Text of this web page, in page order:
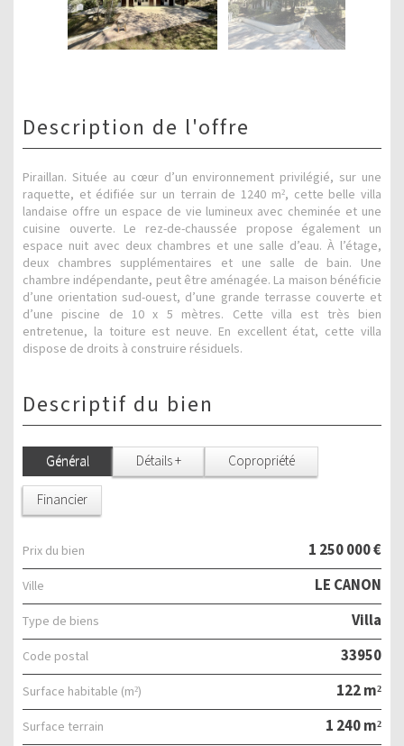
description de l'offre
Piraillan. Située au cœur d’un environnement privilégié, sur une
raquette, et édifiée sur un terrain de 1240 m², cette belle villa
landaise offre un espace de vie lumineux avec cheminée et une
cuisine ouverte. Le rez-de-chaussée propose également un
espace nuit avec deux chambres et une salle d’eau. À l’étage,
deux chambres supplémentaires et une salle de bain. Une
chambre indépendante, peut être aménagée. La maison bénéficie
d’une orientation sud-ouest, d’une grande terrasse couverte et
d’une piscine de 10 x 5 mètres. Cette villa est très bien
entretenue, la toiture est neuve. En excellent état, cette villa
dispose de droits à construire résiduels.
descriptif du bien
Général Détails + Copropriété
Financier
Prix du bien 1 250 000 €
Ville LE CANON
Type de biens Villa
Code postal 33950
Surface habitable (m²) 122 m²
surface terrain 1 240 m²